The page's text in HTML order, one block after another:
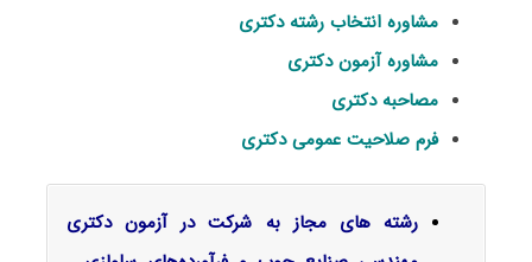
مشاوره انتخاب رشته دکتری
مشاوره آزمون دکتری
مصاحبه دکتری
فرم صلاحیت عمومی دکتری
رشته های مجاز به شرکت در آزمون دکتری